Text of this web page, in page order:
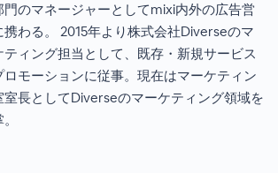
門のマネージャーとしてmixi内外の広告営
携わる。 2015年より株式会社Diverseのマ
ティング担当として、既存・新規サービス
ロモーションに従事。現在はマーケティン
室長としてDiverseのマーケティング領域を